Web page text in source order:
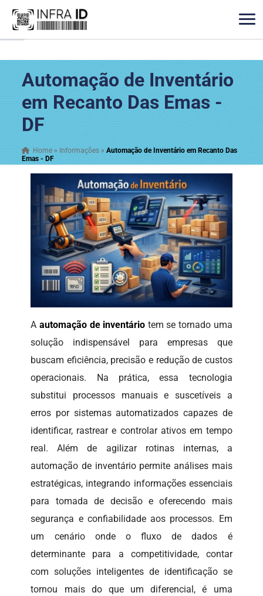
Automação de Inventário
em Recanto Das Emas -
DF
Home » Informações »Automação de Inventário em Recanto Das
Emas - DF
Aautomação de inventário tem se tornado uma
solução indispensável para empresas que
buscam eficiência, precisão e redução de custos
operacionais. Na prática, essa tecnologia
substitui processos manuais e suscetíveis a
erros por sistemas automatizados capazes de
identificar, rastrear e controlar ativos em tempo
real. Além de agilizar rotinas internas, a
automação de inventário permite análises mais
estratégicas, integrando informações essenciais
para tomada de decisão e oferecendo mais
segurança e confiabilidade aos processos. Em
um cenário onde o fluxo de dados é
determinante para a competitividade, contar
com soluções inteligentes de identificação se
tornou mais do que um diferencial, é uma